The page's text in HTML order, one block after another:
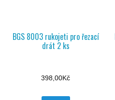
BGS 8003 rukojeti pro řezací
drát 2 ks
398,00Kč